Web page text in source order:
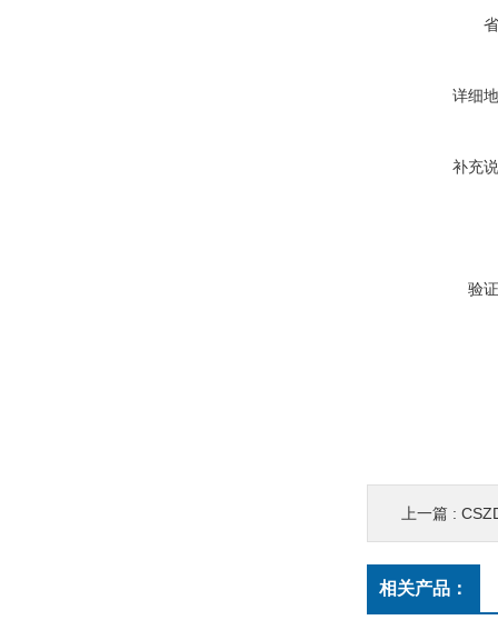
详细
补充
验
上一篇 :
相关产品：